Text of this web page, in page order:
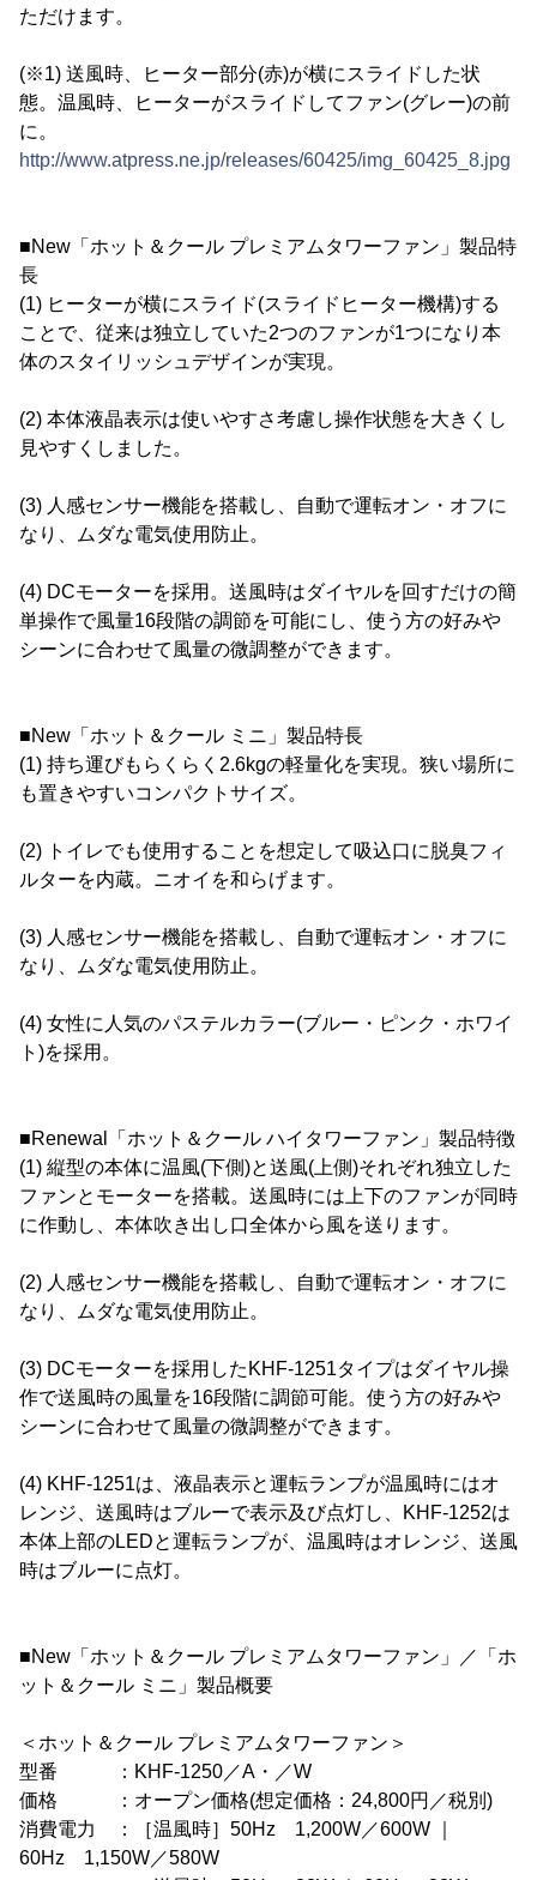
ただけます。
(※1) 送風時、ヒーター部分(赤)が横にスライドした状
態。温風時、ヒーターがスライドしてファン(グレー)の前
に。
http://www.atpress.ne.jp/releases/60425/img_60425_8.jpg
■New「ホット＆クール プレミアムタワーファン」製品特
長
(1) ヒーターが横にスライド(スライドヒーター機構)する
ことで、従来は独立していた2つのファンが1つになり本
体のスタイリッシュデザインが実現。
(2) 本体液晶表示は使いやすさ考慮し操作状態を大きくし
見やすくしました。
(3) 人感センサー機能を搭載し、自動で運転オン・オフに
なり、ムダな電気使用防止。
(4) DCモーターを採用。送風時はダイヤルを回すだけの簡
単操作で風量16段階の調節を可能にし、使う方の好みや
シーンに合わせて風量の微調整ができます。
■New「ホット＆クール ミニ」製品特長
(1) 持ち運びもらくらく2.6kgの軽量化を実現。狭い場所に
も置きやすいコンパクトサイズ。
(2) トイレでも使用することを想定して吸込口に脱臭フィ
ルターを内蔵。ニオイを和らげます。
(3) 人感センサー機能を搭載し、自動で運転オン・オフに
なり、ムダな電気使用防止。
(4) 女性に人気のパステルカラー(ブルー・ピンク・ホワイ
ト)を採用。
■Renewal「ホット＆クール ハイタワーファン」製品特徴
(1) 縦型の本体に温風(下側)と送風(上側)それぞれ独立した
ファンとモーターを搭載。送風時には上下のファンが同時
に作動し、本体吹き出し口全体から風を送ります。
(2) 人感センサー機能を搭載し、自動で運転オン・オフに
なり、ムダな電気使用防止。
(3) DCモーターを採用したKHF-1251タイプはダイヤル操
作で送風時の風量を16段階に調節可能。使う方の好みや
シーンに合わせて風量の微調整ができます。
(4) KHF-1251は、液晶表示と運転ランプが温風時にはオ
レンジ、送風時はブルーで表示及び点灯し、KHF-1252は
本体上部のLEDと運転ランプが、温風時はオレンジ、送風
時はブルーに点灯。
■New「ホット＆クール プレミアムタワーファン」／「ホ
ット＆クール ミニ」製品概要
＜ホット＆クール プレミアムタワーファン＞
型番 ：KHF-1250／A・／W
価格 ：オープン価格(想定価格：24,800円／税別)
消費電力 ：［温風時］50Hz 1,200W／600W ｜
60Hz 1,150W／580W